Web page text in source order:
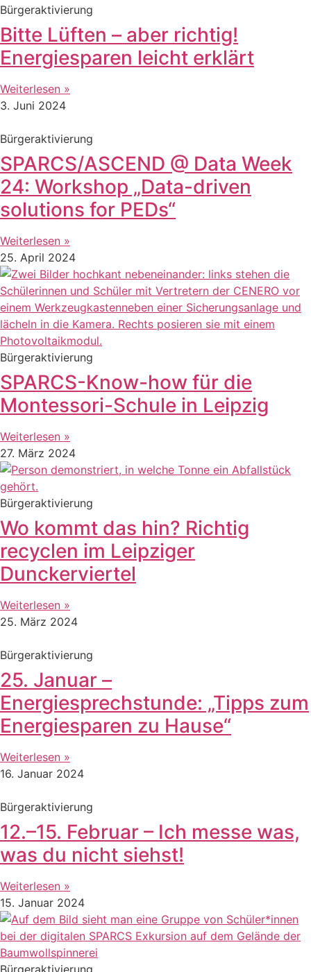
Bürgeraktivierung
Bitte Lüften – aber richtig!
Energiesparen leicht erklärt
Weiterlesen »
3. Juni 2024
Bürgeraktivierung
SPARCS/ASCEND @ Data Week
24: Workshop „Data-driven
solutions for PEDs“
Weiterlesen »
25. April 2024
Bürgeraktivierung
SPARCS-Know-how für die
Montessori-Schule in Leipzig
Weiterlesen »
27. März 2024
Bürgeraktivierung
Wo kommt das hin? Richtig
recyclen im Leipziger
Dunckerviertel
Weiterlesen »
25. März 2024
Bürgeraktivierung
25. Januar –
Energiesprechstunde: „Tipps zum
Energiesparen zu Hause“
Weiterlesen »
16. Januar 2024
Bürgeraktivierung
12.–15. Februar – Ich messe was,
was du nicht siehst!
Weiterlesen »
15. Januar 2024
Bürgeraktivierung